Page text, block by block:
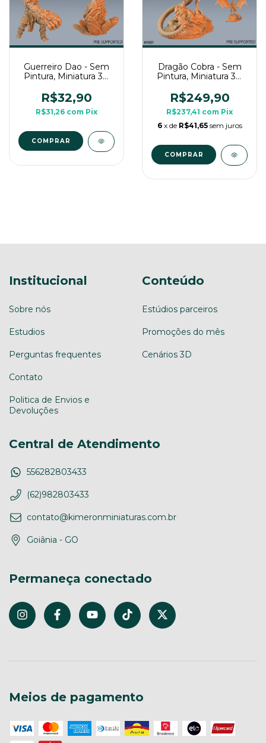
Guerreiro Dao - Sem
Pintura, Miniatura 3D
Mesa
R$32,90
R$31,26 com Pix
COMPRAR
Dragão Cobra - Sem
Pintura, Miniatura 3D
Mesa
R$249,90
R$237,41 com Pix
6 x de R$41,65 sem juros
Institucional
Sobre nós
Estudios
Perguntas frequentes
Contato
Politica de Envios e
Devoluções
Conteúdo
Estúdios parceiros
Promoções do mês
Cenários 3D
Central de Atendimento
556282803433
(62)982803433
contato@kimeronminiaturas.com.br
Goiânia - GO
Permaneça conectado
Meios de pagamento